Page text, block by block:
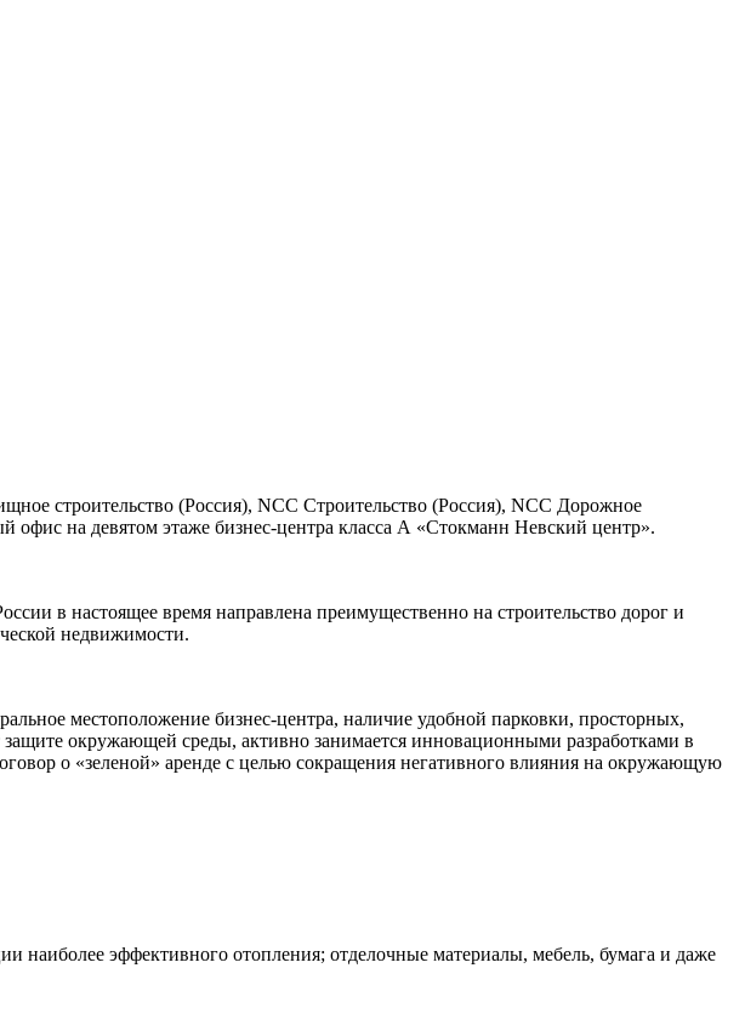
строительство (Россия), NCC Строительство (Россия), NCC Дорожное
офис на девятом этаже бизнес-центра класса А «Стокманн Невский центр».
в настоящее время направлена преимущественно на строительство дорог и
недвижимости.
местоположение бизнес-центра, наличие удобной парковки, просторных,
окружающей среды, активно занимается инновационными разработками в
о «зеленой» аренде с целью сокращения негативного влияния на окружающую
наиболее эффективного отопления; отделочные материалы, мебель, бумага и даже